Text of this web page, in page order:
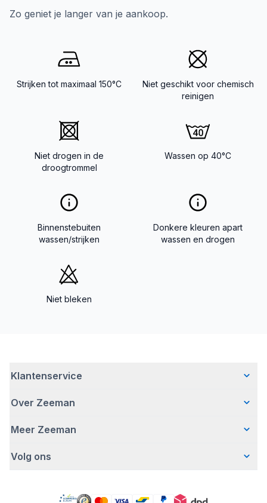
Zo geniet je langer van je aankoop.
Strijken tot maximaal 150°C
Niet geschikt voor chemisch
reinigen
Niet drogen in de
droogtrommel
Wassen op 40°C
Binnenstebuiten
wassen/strijken
Donkere kleuren apart
wassen en drogen
Niet bleken
Klantenservice
Veelgestelde vragen
Bezorgen
Retourneren
Over Zeeman
Wie wij zijn
Hoe wij verantwoord ondernemen
Meer Zeeman
Veiligheidswaarschuwing
Volg ons